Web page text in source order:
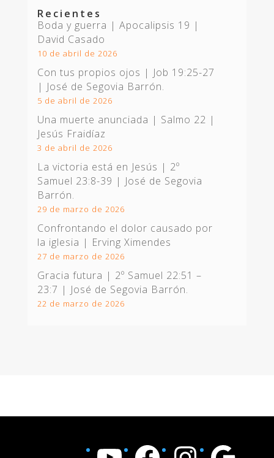
Recientes
Boda y guerra | Apocalipsis 19 |
David Casado
10 de abril de 2026
Con tus propios ojos | Job 19:25-27
| José de Segovia Barrón.
5 de abril de 2026
Una muerte anunciada | Salmo 22 |
Jesús Fraidíaz
3 de abril de 2026
La victoria está en Jesús | 2º
Samuel 23:8-39 | José de Segovia
Barrón.
29 de marzo de 2026
Confrontando el dolor causado por
la iglesia | Erving Ximendes
27 de marzo de 2026
Gracia futura | 2º Samuel 22:51 –
23:7 | José de Segovia Barrón.
22 de marzo de 2026